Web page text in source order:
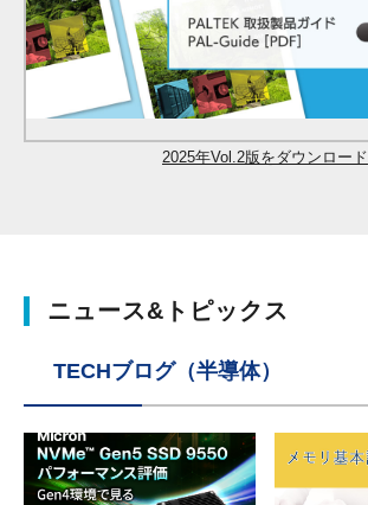
2025年Vol.2版をダウンロード
ニュース&トピックス
TECHブログ（半導体）